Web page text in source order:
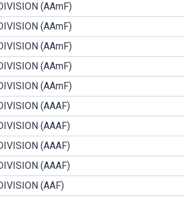
(AAmF)
(AAmF)
(AAmF)
(AAmF)
(AAmF)
(AAAF)
(AAAF)
(AAAF)
(AAAF)
(AAF)